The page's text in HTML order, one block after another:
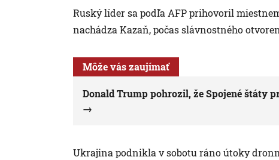
Ruský líder sa podľa AFP prihovoril
nachádza Kazaň, počas slávnostného
Môže vás zaujímať
Donald Trump pohrozil, že Spojené štáty
Ukrajina podnikla v sobotu ráno útoky